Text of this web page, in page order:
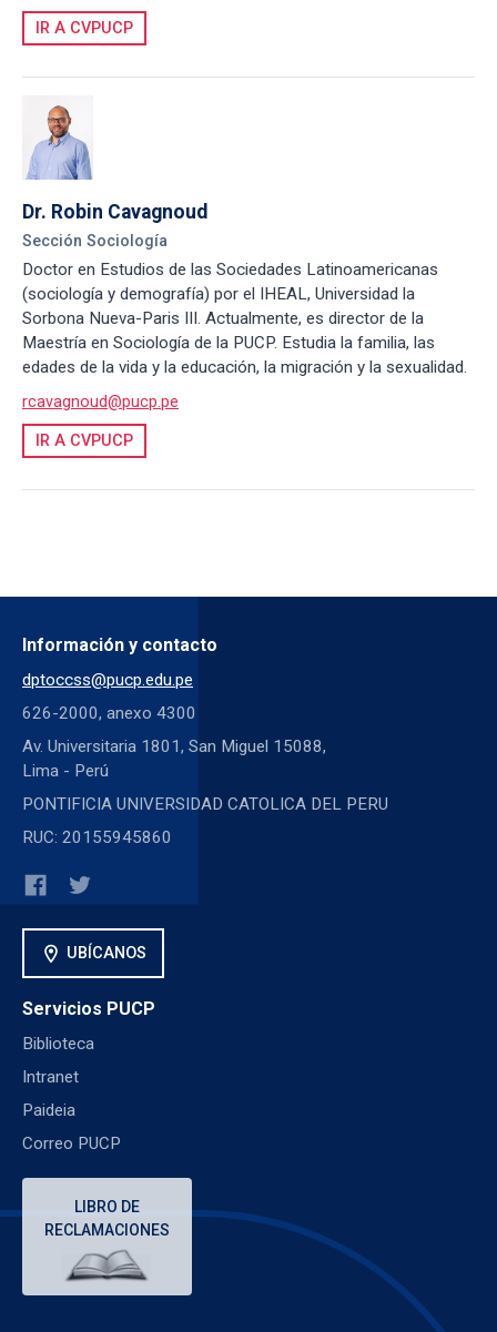
IR A CVPUCP
Dr. Robin Cavagnoud
Sección Sociología
Doctor en Estudios de las Sociedades Latinoamericanas
(sociología y demografía) por el IHEAL, Universidad la
Sorbona Nueva-Paris III. Actualmente, es director de la
Maestría en Sociología de la PUCP. Estudia la familia, las
edades de la vida y la educación, la migración y la sexualidad.
rcavagnoud@pucp.pe
IR A CVPUCP
Información y contacto
dptoccss@pucp.edu.pe
626-2000, anexo 4300
Av. Universitaria 1801, San Miguel 15088,
Lima - Perú
PONTIFICIA UNIVERSIDAD CATOLICA DEL PERU
RUC: 20155945860
location_on UBÍCANOS
Servicios PUCP
Biblioteca
Intranet
Paideia
Correo PUCP
LIBRO DE
RECLAMACIONES